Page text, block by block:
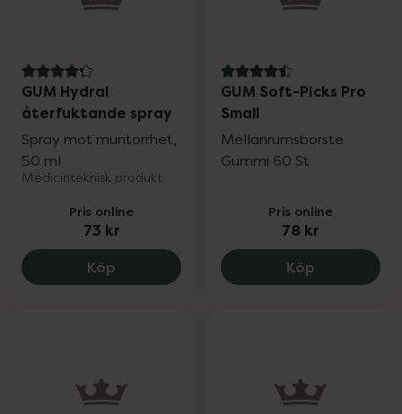
4.3 av 5 i omdöme
GUM Hydral
återfuktande spray
Spray mot muntorrhet,
50 ml
Medicinteknisk produkt
Pris online
73 kr
Köp GUM Hydral återfuktande spray, 73 kr.
4.5 av 5 i omdöme
GUM Soft-Picks Pro
Small
Mellanrumsborste
Gummi 60 St
Pris online
78 kr
Köp GUM Soft-